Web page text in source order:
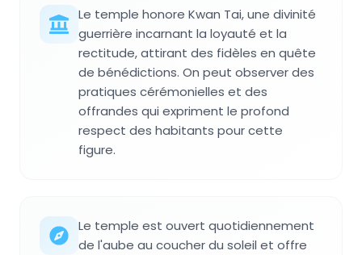
Le temple honore Kwan Tai, une divinité
guerrière incarnant la loyauté et la
rectitude, attirant des fidèles en quête
de bénédictions. On peut observer des
pratiques cérémonielles et des
offrandes qui expriment le profond
respect des habitants pour cette
figure.
Le temple est ouvert quotidiennement
de l'aube au coucher du soleil et offre